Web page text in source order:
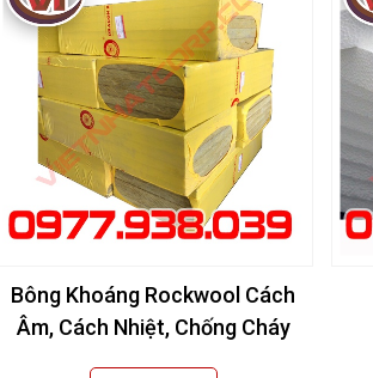
Bông Khoáng Rockwool Cách
Âm, Cách Nhiệt, Chống Cháy